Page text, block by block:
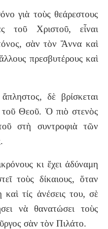
γιὰ τοὺς θεάρεστους
τοῦ Χριστοῦ, εἶναι
σὰν τὸν Ἄννα καὶ
πρεσβυτέρους καὶ
δὲ βρίσκεται
Θεοῦ. Ὁ πιὸ στενὸς
στὴ συντροφιὰ τῶν
κι ἔχει ἀδύναμη
τοὺς δίκαιους, ὅταν
τίς ἀνέσεις του, σὲ
νὰ θανατώσει τοὺς
σὰν τὸν Πιλάτο.